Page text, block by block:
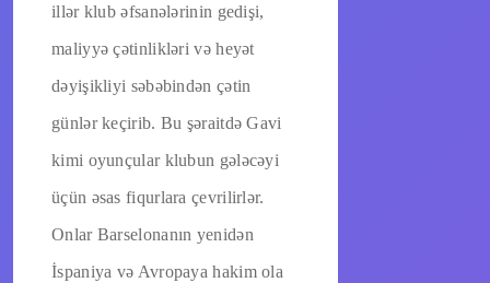
illər klub əfsanələrinin gedişi,
maliyyə çətinlikləri və heyət
dəyişikliyi səbəbindən çətin
günlər keçirib. Bu şəraitdə Gavi
kimi oyunçular klubun gələcəyi
üçün əsas fiqurlara çevrilirlər.
Onlar Barselonanın yenidən
İspaniya və Avropaya hakim ola